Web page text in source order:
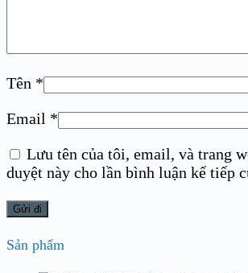
Tên *
Email *
Lưu tên của tôi, email, và trang
duyệt này cho lần bình luận kế tiếp
Sản phẩm